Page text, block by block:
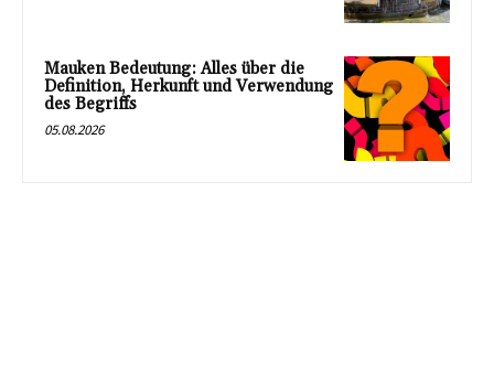
Mauken Bedeutung: Alles über die
Definition, Herkunft und Verwendung
des Begriffs
05.08.2026